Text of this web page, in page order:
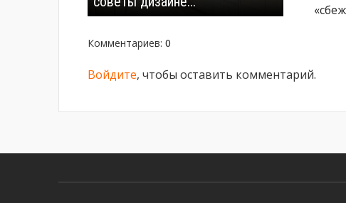
Комментариев: 0
Войдите, чтобы оставить комментарий.